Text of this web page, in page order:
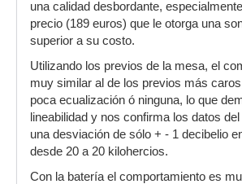
una calidad desbordante,
precio (189 euros) que le otorga una
superior a su costo.
Utilizando los previos de la mesa, el
muy similar al de los previos más
poca ecualización ó ninguna, lo que
lineabilidad y nos confirma los datos
una desviación de sólo + - 1 decibelio
desde 20 a 20 kilohercios.
Con la batería el comportamiento es